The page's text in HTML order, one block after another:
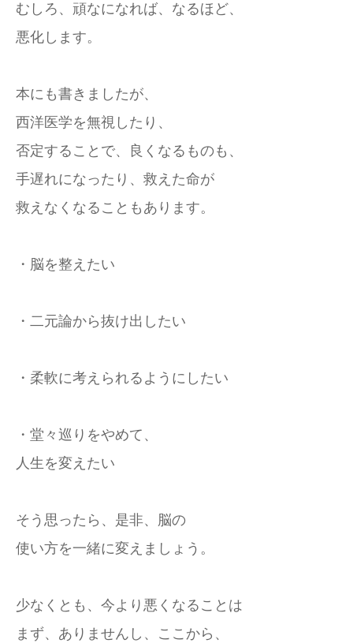
むしろ、頑なになれば、なるほど、
悪化します。
本にも書きましたが、
西洋医学を無視したり、
否定することで、良くなるものも、
手遅れになったり、救えた命が
救えなくなることもあります。
・脳を整えたい
・二元論から抜け出したい
・柔軟に考えられるようにしたい
・堂々巡りをやめて、
人生を変えたい
そう思ったら、是非、脳の
使い方を一緒に変えましょう。
少なくとも、今より悪くなることは
まず、ありませんし、ここから、